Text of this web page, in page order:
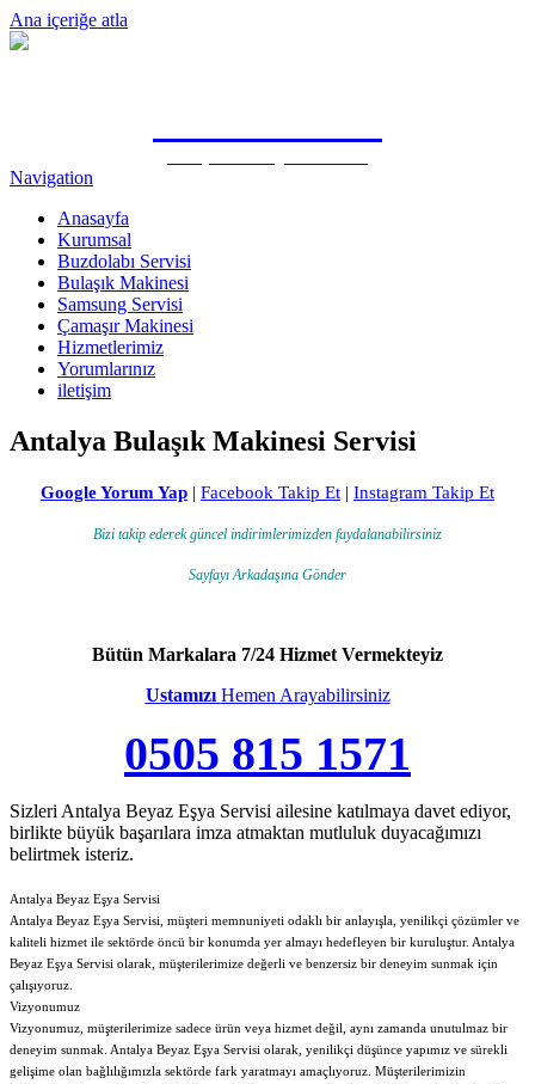
Ana içeriğe atla
Navigation
Anasayfa
Kurumsal
Buzdolabı Servisi
Bulaşık Makinesi
Samsung Servisi
Çamaşır Makinesi
Hizmetlerimiz
Yorumlarınız
iletişim
Antalya Bulaşık Makinesi Servisi
Google Yorum Yap | Facebook Takip Et | Instagram Takip Et
Bizi takip ederek güncel indirimlerimizden faydalanabilirsiniz
Sayfayı Arkadaşına Gönder
Bütün Markalara 7/24 Hizmet Vermekteyiz
Ustamızı Hemen Arayabilirsiniz
0505 815 1571
Sizleri Antalya Beyaz Eşya Servisi ailesine katılmaya davet ediyor,
birlikte büyük başarılara imza atmaktan mutluluk duyacağımızı
belirtmek isteriz.
Antalya Beyaz Eşya Servisi
Antalya Beyaz Eşya Servisi, müşteri memnuniyeti odaklı bir anlayışla, yenilikçi çözümler ve
kaliteli hizmet ile sektörde öncü bir konumda yer almayı hedefleyen bir kuruluştur. Antalya
Beyaz Eşya Servisi olarak, müşterilerimize değerli ve benzersiz bir deneyim sunmak için
çalışıyoruz.
Vizyonumuz
Vizyonumuz, müşterilerimize sadece ürün veya hizmet değil, aynı zamanda unutulmaz bir
deneyim sunmak. Antalya Beyaz Eşya Servisi olarak, yenilikçi düşünce yapımız ve sürekli
gelişime olan bağlılığımızla sektörde fark yaratmayı amaçlıyoruz. Müşterilerimizin